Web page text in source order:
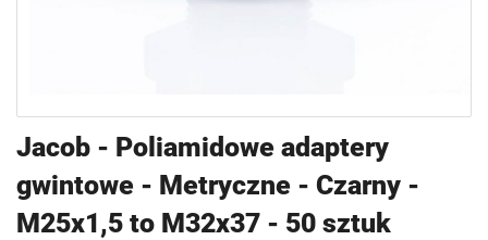
Jacob - Poliamidowe adaptery
gwintowe - Metryczne - Czarny -
M25x1,5 to M32x37 - 50 sztuk
na
początek
galerii